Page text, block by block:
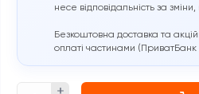
несе відповідальність за
Безкоштовна доставка та
оплаті частинами